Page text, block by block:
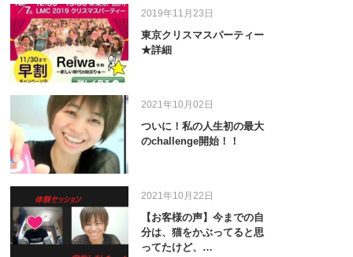
2019年11月23日
東京クリスマスパーティー
★詳細
2021年10月02日
ついに！私の人生初の最大
のchallenge開始！！
2021年10月22日
【お客様の声】今までの自
分は、猫をかぶってると思
ってたけど、…